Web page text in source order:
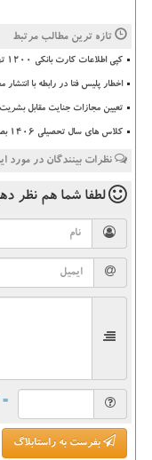
تازه ترین مطالب مرتبط
کپی اطلاعات کارت بانکی ۱۲۰۰ تهرانی در پوشش فروشنده میوه
اخطار پلیس فتا در رابطه با
تعیین مجازات جنایت مقابل بشریت
کلاس های سال تحصیلی ۱۴۰۶ بصورت حضوری خواهد بود
نظرات بینندگان در مورد
لطفا شما هم نظر
= ۳ بعلاوه ۵
بفرست به راستابلاگ